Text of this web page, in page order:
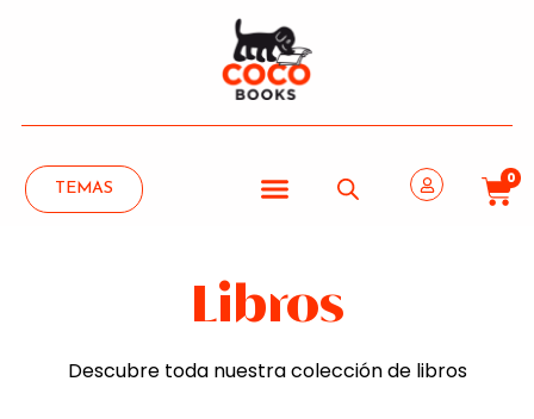
TEMAS
0
Libros
Descubre toda nuestra colección de libros